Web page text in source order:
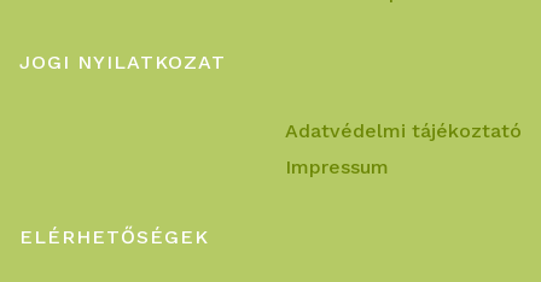
JOGI NYILATKOZAT
Adatvédelmi tájékoztató
Impressum
ELÉRHETŐSÉGEK